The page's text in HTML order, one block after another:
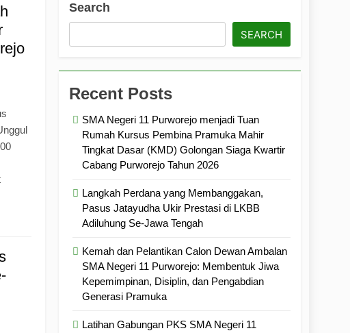
PramukaSearch
SEARCH
Recent Posts
SMA Negeri 11 Purworejo menjadi Tuan
Rumah Kursus Pembina Pramuka Mahir
Tingkat Dasar (KMD) Golongan Siaga Kwartir
Cabang Purworejo Tahun 2026
Langkah Perdana yang Membanggakan,
Pasus Jatayudha Ukir Prestasi di LKBB
Adiluhung Se-Jawa Tengah
Kemah dan Pelantikan Calon Dewan Ambalan
SMA Negeri 11 Purworejo: Membentuk Jiwa
Kepemimpinan, Disiplin, dan Pengabdian
Generasi Pramuka
Latihan Gabungan PKS SMA Negeri 11